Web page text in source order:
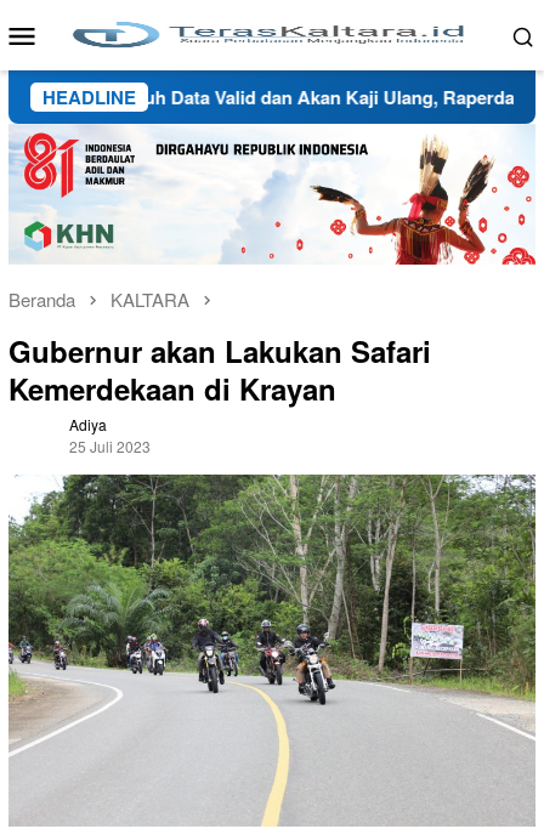
ke
Menu
Mobile
HEADLINE
Butuh Data Valid dan Akan Kaji Ulang, Raperda Wilayah
Beranda KALTARA
Gubernur akan Lakukan Safari
Kemerdekaan di Krayan
Adiya
25 Juli 2023